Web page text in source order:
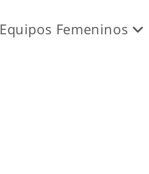
Equipos Femeninos